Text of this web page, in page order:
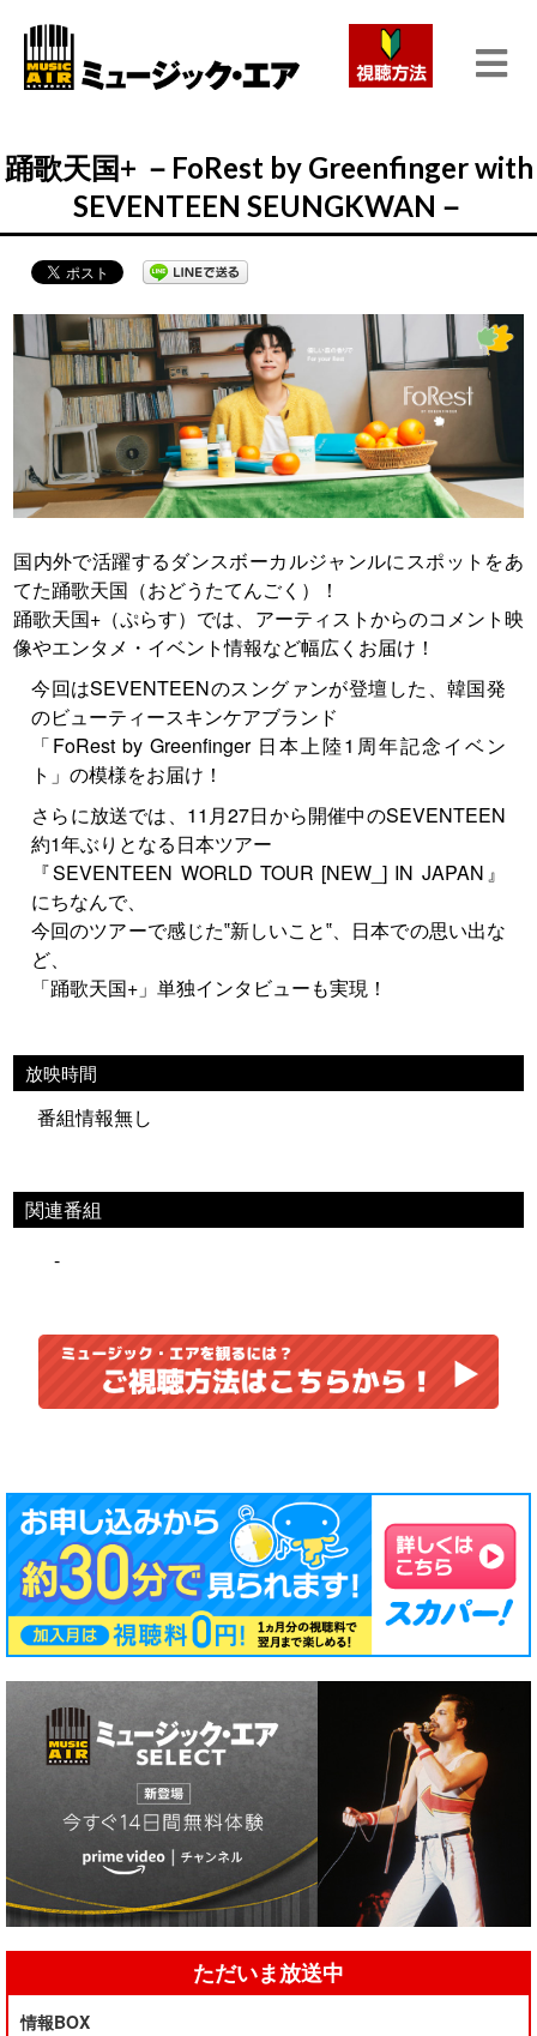
踊歌天国+ －FoRest by Greenfinger with
SEVENTEEN SEUNGKWAN－
国内外で活躍するダンスボーカルジャンルにスポットをあ
てた踊歌天国（おどうたてんごく）！
踊歌天国+（ぷらす）では、アーティストからのコメント映
像やエンタメ・イベント情報など幅広くお届け！
今回はSEVENTEENのスングァンが登壇した、韓国発
のビューティースキンケアブランド
「FoRest by Greenfinger 日本上陸1周年記念イベン
ト」の模様をお届け！
さらに放送では、11月27日から開催中のSEVENTEEN
約1年ぶりとなる日本ツアー
『SEVENTEEN WORLD TOUR [NEW_] IN JAPAN』
にちなんで、
今回のツアーで感じた‟新しいこと‟、日本での思い出な
ど、
「踊歌天国+」単独インタビューも実現！
放映時間
番組情報無し
関連番組
-
ただいま放送中
情報BOX